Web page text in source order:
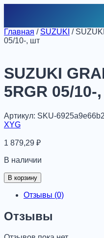
Главная / SUZUKI /
05/10-, шт
SUZUKI
5RGR 05/10-
Артикул: SKU-
XYG
1 879,29 ₽
В наличии
Количество
товара
SUZUKI
VITARA
II
В корзину
Отзывы (0)
Отзывы